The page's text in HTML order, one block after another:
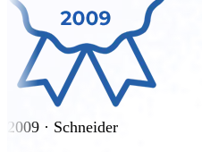
2009 · Schneider